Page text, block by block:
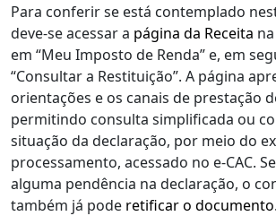
Para conferir se está contemplado
deve-se acessar a página da Receita
em “Meu Imposto de Renda” e, em
“Consultar a Restituição”. A página
orientações e os canais de prestação
permitindo consulta simplificada ou
situação da declaração, por meio do
processamento, acessado no e-CAC.
alguma pendência na declaração, o
também já pode retificar o documento.